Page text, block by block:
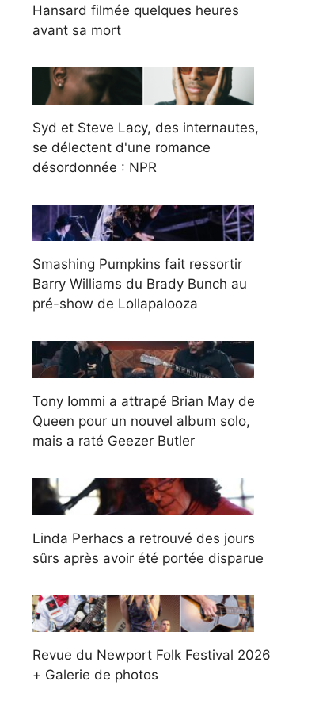
Hansard filmée quelques heures
avant sa mort
Syd et Steve Lacy, des internautes,
se délectent d'une romance
désordonnée : NPR
Smashing Pumpkins fait ressortir
Barry Williams du Brady Bunch au
pré-show de Lollapalooza
Tony Iommi a attrapé Brian May de
Queen pour un nouvel album solo,
mais a raté Geezer Butler
Linda Perhacs a retrouvé des jours
sûrs après avoir été portée disparue
Revue du Newport Folk Festival 2026
+ Galerie de photos